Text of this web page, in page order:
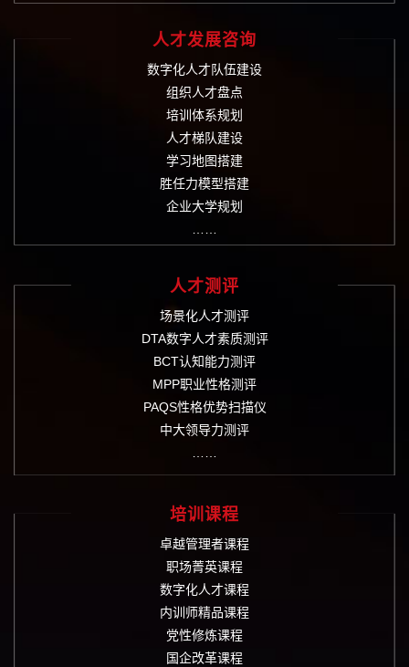
人才发展咨询
数字化人才队伍建设
组织人才盘点
培训体系规划
人才梯队建设
学习地图搭建
胜任力模型搭建
企业大学规划
……
人才测评
场景化人才测评
DTA数字人才素质测评
BCT认知能力测评
MPP职业性格测评
PAQS性格优势扫描仪
中大领导力测评
……
培训课程
卓越管理者课程
职场菁英课程
数字化人才课程
内训师精品课程
党性修炼课程
国企改革课程